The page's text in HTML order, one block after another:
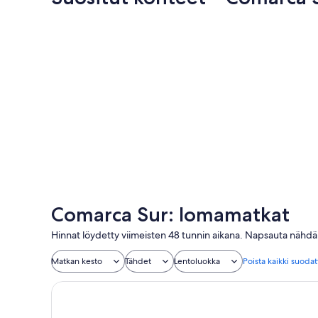
Comarca Sur: lomamatkat
Hinnat löydetty viimeisten 48 tunnin aikana. Napsauta
Matkan kesto Tähdet Lentoluokka Poista kaikki
Caybeach Princess